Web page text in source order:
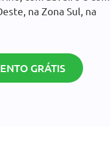
na Zona Sul, na
GRÁTIS